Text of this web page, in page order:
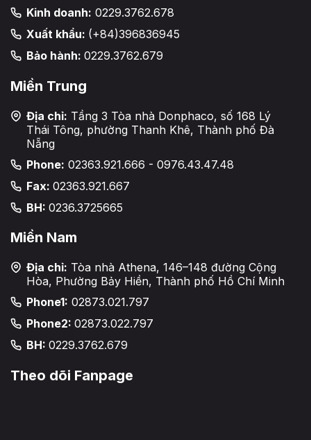
Kinh doanh: 0229.3762.678
Xuất khẩu: (+84)396836945
Bảo hành: 0229.3762.679
Miền Trung
Địa chỉ: Tầng 3 Tòa nhà Donphaco, số 168 Lý
Thái Tông, phường Thanh Khê, Thành phố Đà
Nẵng
Phone: 02363.921.666 - 0976.43.47.48
Fax: 02363.921.667
BH: 0236.3725665
Miền Nam
Địa chỉ: Tòa nhà Athena, 146–148 đường Cộng
Hòa, Phường Bảy Hiền, Thành phố Hồ Chí Minh
Phone1: 02873.021.797
Phone2: 02873.022.797
BH: 0229.3762.679
Theo dõi Fanpage